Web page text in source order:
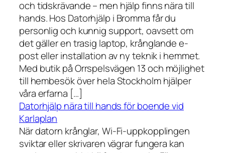
och tidskrävande – men hjälp finns nära till
hands. Hos Datorhjälp i Bromma får du
personlig och kunnig support, oavsett om
det gäller en trasig laptop, krånglande e-
post eller installation av ny teknik i hemmet.
Med butik på Orrspelsvägen 13 och möjlighet
till hembesök över hela Stockholm hjälper
våra erfarna […]
Datorhjälp nära till hands för boende vid
Karlaplan
När datorn krånglar, Wi-Fi-uppkopplingen
sviktar eller skrivaren vägrar fungera kan